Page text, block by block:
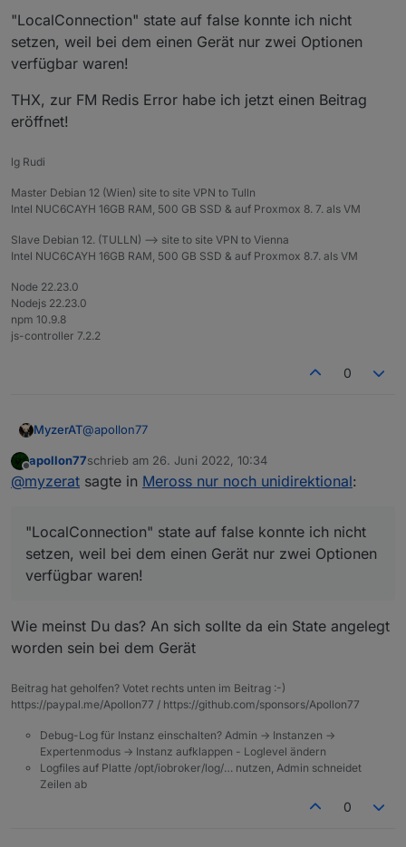
2022-06-23 03:11:53.335 - [31merror[39m:
host.RDJLHome-Server Objects
192.241.220.18:46064 (Init=false) Redis
error:Error: Invalid Chunk: parse failed
Gefühlt will da irgendetwas auf Port 9001 oder 9000
connecten was aber da nicht hin gehört
"LocalConnection" state auf false konnte ich nicht
setzen, weil bei dem einen Gerät nur zwei Optionen
verfügbar waren!
THX, zur FM Redis Error habe ich jetzt einen Beitrag
eröffnet!
lg Rudi
Master Debian 12 (Wien) site to site VPN to Tulln
Intel NUC6CAYH 16GB RAM, 500 GB SSD & auf Proxmox 8. 7. als VM
Slave Debian 12. (TULLN) --> site to site VPN to Vienna
Intel NUC6CAYH 16GB RAM, 500 GB SSD & auf Proxmox 8.7. als VM
Node 22.23.0
Nodejs 22.23.0
npm 10.9.8
js-controller 7.2.2
0
MyzerAT@apollon77
"LocalConnection" state auf false konnte ich nicht
setzen, weil bei dem einen Gerät nur zwei Optionen
apollon77schrieb am 26. Juni 2022, 10:34
zuletzt editiert von
@myzerat sagte in Meross nur noch unidirektional:
"LocalConnection" state auf false konnte ich nicht
setzen, weil bei dem einen Gerät nur zwei Optionen
verfügbar waren!
Wie meinst Du das? An sich sollte da ein State angelegt
worden sein bei dem Gerät
Beitrag hat geholfen? Votet rechts unten im Beitrag :-)
https://paypal.me/Apollon77 / https://github.com/sponsors/Apollon77
Debug-Log für Instanz einschalten? Admin -> Instanzen ->
Expertenmodus -> Instanz aufklappen - Loglevel ändern
Logfiles auf Platte /opt/iobroker/log/… nutzen, Admin schneidet
Zeilen ab
0